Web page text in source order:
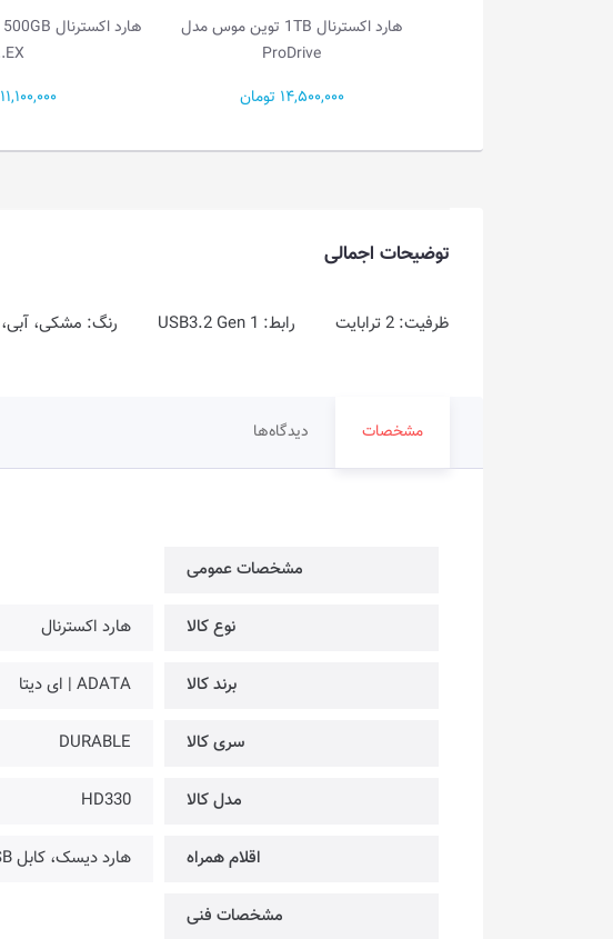
هارد اکسترنال 1TB توین موس مدل
ProDrive
14,500,000 تومان
EX...
11,100,000 تومان
توضیحات اجمالی
ظرفیت: 2 ترابایت رابط: USB3.2 Gen 1 رنگ: مشکی، آبی، قرمز
مشخصات دیدگاه‌ها
مشخصات عمومی
نوع کالا هارد اکسترنال
برند کالا ADATA | ای دیتا
سری کالا DURABLE
مدل کالا HD330
اقلام همراه هارد دیسک، کابل USB، کارت گارانتی
مشخصات فنی